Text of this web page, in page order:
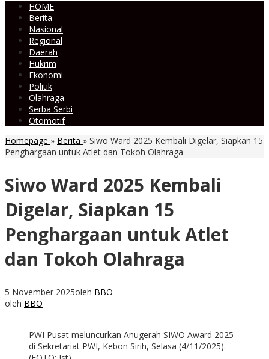
HOME
Berita
Nasional
Regional
Daerah
Hukrim
Ekonomi
Politik
Olahraga
Serba Serbi
Otomotif
Homepage » Berita » Siwo Ward 2025 Kembali Digelar, Siapkan 15
Penghargaan untuk Atlet dan Tokoh Olahraga
Siwo Ward 2025 Kembali
Digelar, Siapkan 15
Penghargaan untuk Atlet
dan Tokoh Olahraga
5 November 2025oleh BBO
oleh BBO
PWI Pusat meluncurkan Anugerah SIWO Award 2025
di Sekretariat PWI, Kebon Sirih, Selasa (4/11/2025).